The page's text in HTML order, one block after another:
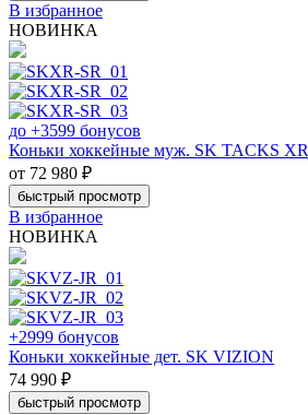
В избранное
НОВИНКА
до +3599 бонусов
Коньки хоккейные муж. SK TACKS XR
от 72 980 ₽
быстрый просмотр
В избранное
НОВИНКА
+2999 бонусов
Коньки хоккейные дет. SK VIZION
74 990 ₽
быстрый просмотр